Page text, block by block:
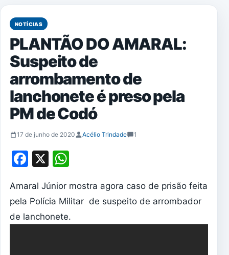
NOTÍCIAS
PLANTÃO DO AMARAL:
Suspeito de
arrombamento de
lanchonete é preso pela
PM de Codó
17 de junho de 2020 Acélio Trindade 1
Facebook
X
Amaral Júnior mostra agora caso de prisão feita
pela Polícia Militar de suspeito de arrombador
de lanchonete.